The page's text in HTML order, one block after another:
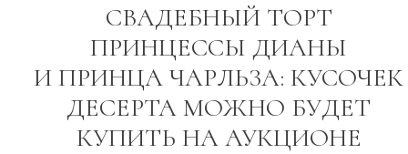
СВАДЕБНЫЙ ТОРТ
ПРИНЦЕССЫ ДИАНЫ
И ПРИНЦА ЧАРЛЬЗА: КУСОЧЕК
ДЕСЕРТА МОЖНО БУДЕТ
КУПИТЬ НА АУКЦИОНЕ